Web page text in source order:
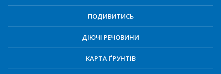
ПОДИВИТИСЬ
ДІЮЧІ РЕЧОВИНИ
КАРТА ҐРУНТІВ